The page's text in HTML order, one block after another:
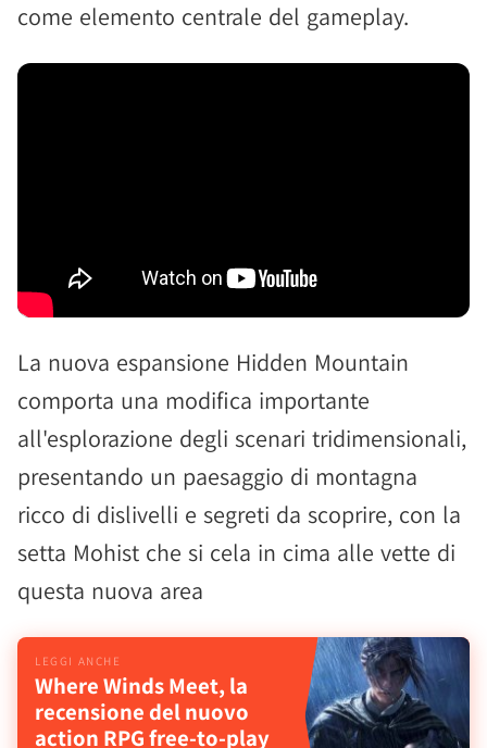
come elemento centrale del gameplay.
La nuova espansione Hidden Mountain
comporta una modifica importante
all'esplorazione degli scenari tridimensionali,
presentando un paesaggio di montagna
ricco di dislivelli e segreti da scoprire, con la
setta Mohist che si cela in cima alle vette di
questa nuova area
Where Winds Meet, la
recensione del nuovo
action RPG free-to-play